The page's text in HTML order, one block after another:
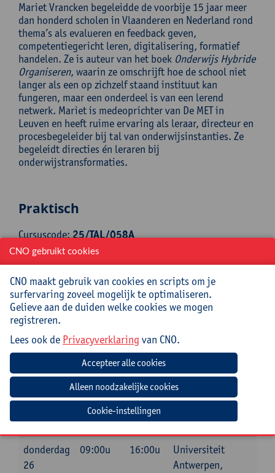
Mariet Vrancken begeleidde de voorbije 15 jaar meer
dan honderd scholen in Vlaanderen en Nederland rond
thema’s als evalueren en feedback geven,
competentiegericht leren, digitalisering, formatief
handelen. Ze is auteur van het boek Onderwijs Hybride
Organiseren, waarin ze omschrijft hoe de school niet
langer als een op zichzelf staand instituut kan
fungeren, maar een onderdeel is van een lerend
netwerk. Mariet is medeoprichter van De MET in
Leuven en heeft ruime ervaring als leraar, directeur en
procesbegeleider bij tal van onderwijsinstanties. Ze
begeleidt directies én leraren bij
onderwijstransformaties.
Praktisch
Cursuscode: 25/TAL/058A
Jouw bijdrage: 132 EUR.
Inlichtingen bij: Tamara Bonne, 03 265 29 89,
tamara.bonne@uantwerpen.be
Mee te brengen door cursist
Een aantal voorbeelden van feedback die men geeft op
het werk van leerlingen.
Datum
Beginuur Einduur
Locatie
donderdag
26
09:00u 16:00u
Universiteit
Antwerpen,
CNO gebruikt cookies
CNO maakt gebruik van cookies en scripts om je
surfervaring zoveel mogelijk te optimaliseren.
Gelieve aan de duiden welke cookies we mogen
registreren.
Lees ook de Privacyverklaring van CNO.
Cookie-instellingen